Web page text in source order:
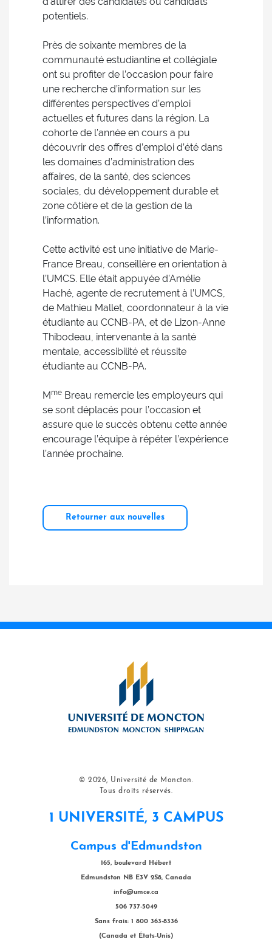
potentiels.
Près de soixante membres de la
communauté estudiantine et collégiale
ont su profiter de l’occasion pour faire
une recherche d’information sur les
différentes perspectives d’emploi
actuelles et futures dans la région. La
cohorte de l’année en cours a pu
découvrir des offres d’emploi d’été dans
les domaines d’administration des
affaires, de la santé, des sciences
sociales, du développement durable et
zone côtière et de la gestion de la
l’information.
Cette activité est une initiative de Marie-
France Breau, conseillère en orientation à
l’UMCS. Elle était appuyée d’Amélie
Haché, agente de recrutement à l’UMCS,
de Mathieu Mallet, coordonnateur à la vie
étudiante au CCNB-PA, et de Lizon-Anne
Thibodeau, intervenante à la santé
mentale, accessibilité et réussite
étudiante au CCNB-PA.
Mme Breau remercie les employeurs qui
se sont déplacés pour l’occasion et
assure que le succès obtenu cette année
encourage l’équipe à répéter l’expérience
l’année prochaine.
Retourner aux nouvelles
© 2026, Université de Moncton.
Tous droits réservés.
1 UNIVERSITÉ, 3 CAMPUS
Campus d'Edmundston
165, boulevard Hébert
Edmundston NB E3V 2S8, Canada
info@umce.ca
506 737-5049
Sans frais: 1 800 363-8336
(Canada et États-Unis)